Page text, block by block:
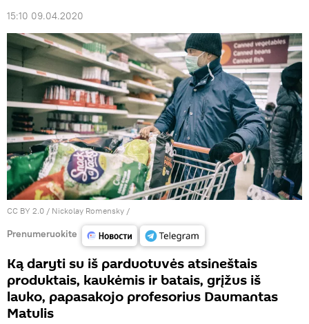
15:10 09.04.2020
CC BY 2.0 / Nickolay Romensky /
Prenumeruokite
Ką daryti su iš parduotuvės atsineštais
produktais, kaukėmis ir batais, grįžus iš
lauko, papasakojo profesorius Daumantas
Matulis